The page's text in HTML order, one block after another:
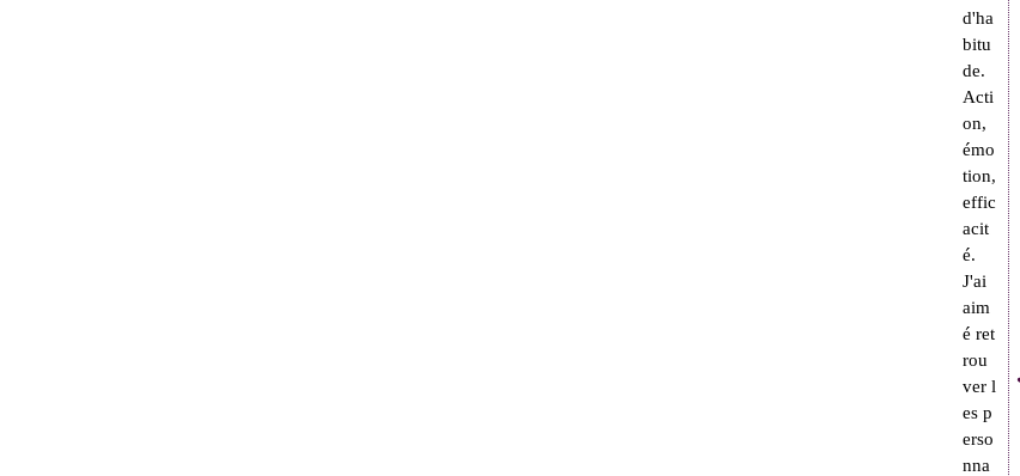
d'ha
bitu
de.
Acti
on,
émo
tion,
effic
acit
é.
J'ai
aim
é ret
rou
ver l
es p
erso
nna